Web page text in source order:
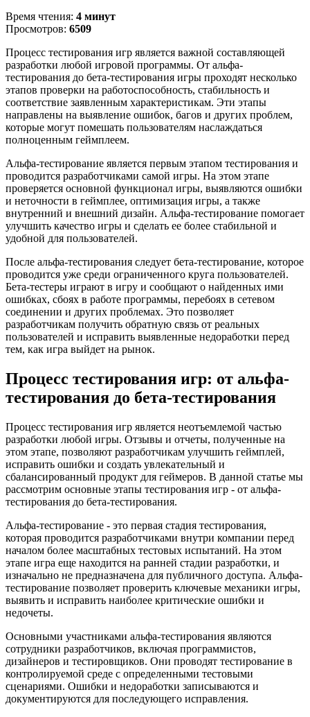
Время чтения: 4 минут
Просмотров: 6509
Процесс тестирования игр является важной составляющей
разработки любой игровой программы. От альфа-
тестирования до бета-тестирования игры проходят несколько
этапов проверки на работоспособность, стабильность и
соответствие заявленным характеристикам. Эти этапы
направлены на выявление ошибок, багов и других проблем,
которые могут помешать пользователям наслаждаться
полноценным геймплеем.
Альфа-тестирование является первым этапом тестирования и
проводится разработчиками самой игры. На этом этапе
проверяется основной функционал игры, выявляются ошибки
и неточности в геймплее, оптимизация игры, а также
внутренний и внешний дизайн. Альфа-тестирование помогает
улучшить качество игры и сделать ее более стабильной и
удобной для пользователей.
После альфа-тестирования следует бета-тестирование, которое
проводится уже среди ограниченного круга пользователей.
Бета-тестеры играют в игру и сообщают о найденных ими
ошибках, сбоях в работе программы, перебоях в сетевом
соединении и других проблемах. Это позволяет
разработчикам получить обратную связь от реальных
пользователей и исправить выявленные недоработки перед
тем, как игра выйдет на рынок.
Процесс тестирования игр: от альфа-
тестирования до бета-тестирования
Процесс тестирования игр является неотъемлемой частью
разработки любой игры. Отзывы и отчеты, полученные на
этом этапе, позволяют разработчикам улучшить геймплей,
исправить ошибки и создать увлекательный и
сбалансированный продукт для геймеров. В данной статье мы
рассмотрим основные этапы тестирования игр - от альфа-
тестирования до бета-тестирования.
Альфа-тестирование - это первая стадия тестирования,
которая проводится разработчиками внутри компании перед
началом более масштабных тестовых испытаний. На этом
этапе игра еще находится на ранней стадии разработки, и
изначально не предназначена для публичного доступа. Альфа-
тестирование позволяет проверить ключевые механики игры,
выявить и исправить наиболее критические ошибки и
недочеты.
Основными участниками альфа-тестирования являются
сотрудники разработчиков, включая программистов,
дизайнеров и тестировщиков. Они проводят тестирование в
контролируемой среде с определенными тестовыми
сценариями. Ошибки и недоработки записываются и
документируются для последующего исправления.